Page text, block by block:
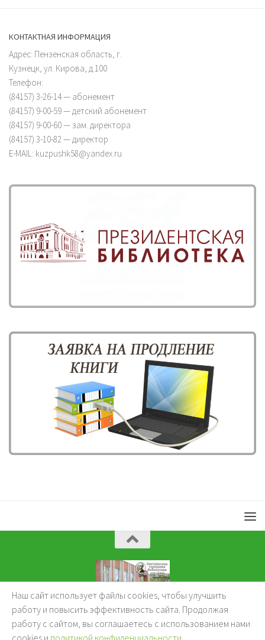
КОНТАКТНАЯ ИНФОРМАЦИЯ
Адрес: Пензенская область, г.
Кузнецк, ул. Кирова, д.100
Телефон:
(84157) 3-26-14 — абонемент
(84157) 9-00-59 — детский абонемент
(84157) 9-00-60 — зам. директора
(84157) 3-10-82 — директор
E-MAIL: kuzpushk58@yandex.ru
KuzBibliok © 2026.
Наш сайт использует файлы cookies, чтобы улучшить
работу и повысить эффективность сайта. Продолжая
работу с сайтом, вы соглашаетесь с использованием нами
cookies и политикой конфиденциальности